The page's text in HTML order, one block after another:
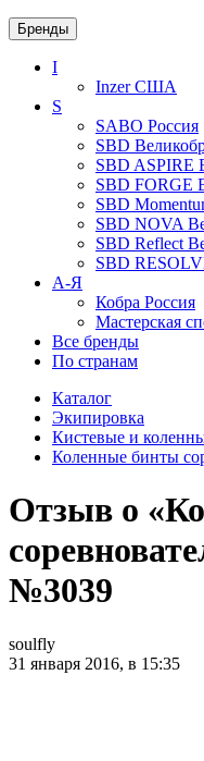
Бренды
I
InzerСША
S
SABO Россия
SBD
SBD ASPIRE
SBD FORGE
SBD
SBD NOVA
SBD Reflect
SBD
А-Я
Кобра Россия
Мастерская
Все бренды
По странам
Каталог
Экипировка
Кистевые и
Коленные бинты
Отзыв о
№3039
soulfly
31 января 2016, в 15:35